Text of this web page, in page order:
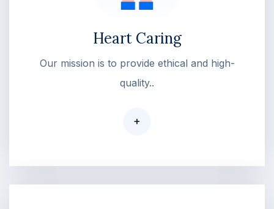
Heart Caring
Our mission is to provide ethical and high-
quality..
+